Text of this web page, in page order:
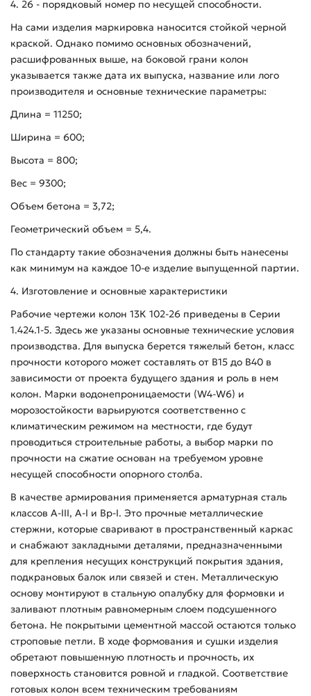
4. 26 - порядковый номер по несущей способности.
На сами изделия маркировка наносится стойкой черной
краской. Однако помимо основных обозначений,
расшифрованных выше, на боковой грани колон
указывается также дата их выпуска, название или лого
производителя и основные технические параметры:
Длина = 11250;
Ширина = 600;
Высота = 800;
Вес = 9300;
Объем бетона = 3,72;
Геометрический объем = 5,4.
По стандарту такие обозначения должны быть нанесены
как минимум на каждое 10-е изделие выпущенной партии.
4. Изготовление и основные характеристики
Рабочие чертежи колон 13К 102-26 приведены в Серии
1.424.1-5. Здесь же указаны основные технические условия
производства. Для выпуска берется тяжелый бетон, класс
прочности которого может составлять от В15 до В40 в
зависимости от проекта будущего здания и роль в нем
колон. Марки водонепроницаемости (W4-W6) и
морозостойкости варьируются соответственно с
климатическим режимом на местности, где будут
проводиться строительные работы, а выбор марки по
прочности на сжатие основан на требуемом уровне
несущей способности опорного столба.
В качестве армирования применяется арматурная сталь
классов А-ІІІ, А-І и Вр-І. Это прочные металлические
стержни, которые сваривают в пространственный каркас
и снабжают закладными деталями, предназначенными
для крепления несущих конструкций покрытия здания,
подкрановых балок или связей и стен. Металлическую
основу монтируют в стальную опалубку для формовки и
заливают плотным равномерным слоем подсушенного
бетона. Не покрытыми цементной массой остаются только
строповые петли. В ходе формования и сушки изделия
обретают повышенную плотность и прочность, их
поверхность становится ровной и гладкой. Соответствие
готовых колон всем техническим требованиям